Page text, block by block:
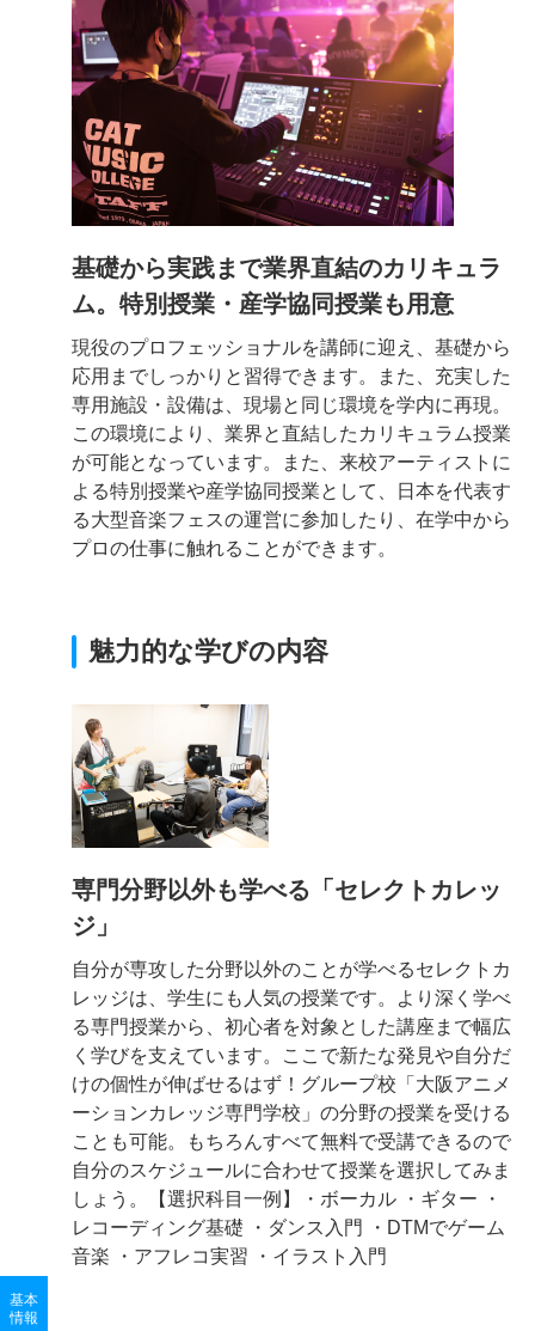
基本
情報
基礎から実践まで業界直結のカリキュラ
ム。特別授業・産学協同授業も用意
現役のプロフェッショナルを講師に迎え、基礎から
応用までしっかりと習得できます。また、充実した
専用施設・設備は、現場と同じ環境を学内に再現。
この環境により、業界と直結したカリキュラム授業
が可能となっています。また、来校アーティストに
よる特別授業や産学協同授業として、日本を代表す
る大型音楽フェスの運営に参加したり、在学中から
プロの仕事に触れることができます。
魅力的な学びの内容
専門分野以外も学べる「セレクトカレッ
ジ」
自分が専攻した分野以外のことが学べるセレクトカ
レッジは、学生にも人気の授業です。より深く学べ
る専門授業から、初心者を対象とした講座まで幅広
く学びを支えています。ここで新たな発見や自分だ
けの個性が伸ばせるはず！グループ校「大阪アニメ
ーションカレッジ専門学校」の分野の授業を受ける
ことも可能。もちろんすべて無料で受講できるので
自分のスケジュールに合わせて授業を選択してみま
しょう。【選択科目一例】・ボーカル ・ギター ・
レコーディング基礎 ・ダンス入門 ・DTMでゲーム
音楽 ・アフレコ実習 ・イラスト入門